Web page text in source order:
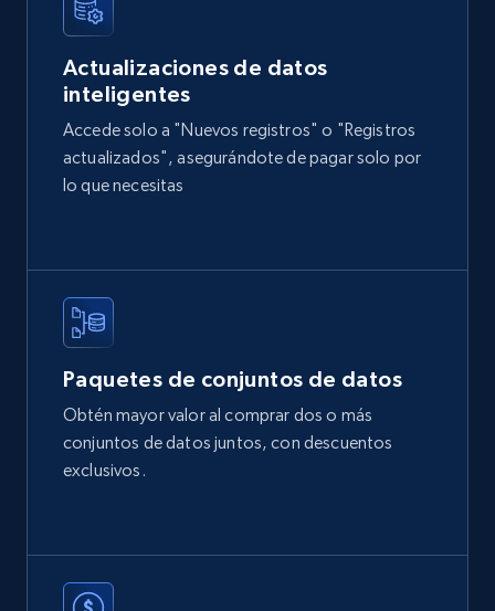
Social media
11.3K+ 1.5K+ Buy Now
ID, User posted, Name, Description, Date
posted, Photos, URL, Quoted post, and more.
Actualizaciones de datos
inteligentes
Accede solo a "Nuevos registros" o "Registros
actualizados", asegurándote de pagar solo por
lo que necesitas
Paquetes de conjuntos de datos
Obtén mayor valor al comprar dos o más
conjuntos de datos juntos, con descuentos
exclusivos.